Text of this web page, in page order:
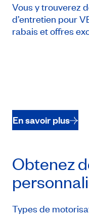
Vous y trouverez
d’entretien pour
rabais et offres
En savoir plus
Obtenez
Types de